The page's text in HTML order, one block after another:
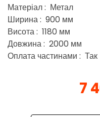
Матеріал : Метал
Ширина : 900 мм
Висота : 1180 мм
Довжина : 2000 мм
Оплата частинами : Так
7